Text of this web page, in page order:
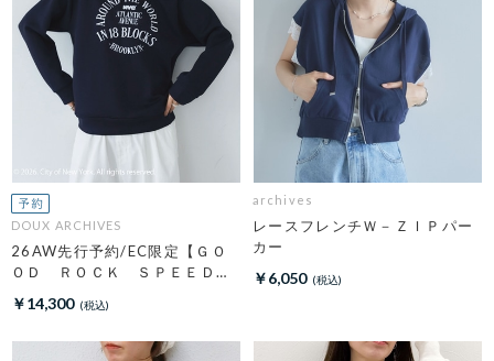
DOUX ARCHIVES
26AW先行予約/EC限定【ＧＯ
ＯＤ ＲＯＣＫ ＳＰＥＥＤ】
ＮＹＣ Ｈｏｏｄｉｅ
￥14,300
archives
レースフレンチＷ－ＺＩＰパー
カー
￥6,050